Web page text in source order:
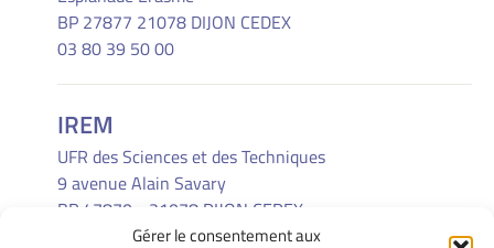
Gérer le consentement aux
BP 27877 21078 DIJON CEDEX
03 80 39 50 00
IREM
UFR des Sciences et des Techniques
9 avenue Alain Savary
BP 47870 - 21078 DIJON CEDEX
(33) 03 80 39 52 30